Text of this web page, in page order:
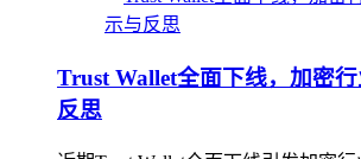
Trust Wallet全面下线，加密
反思